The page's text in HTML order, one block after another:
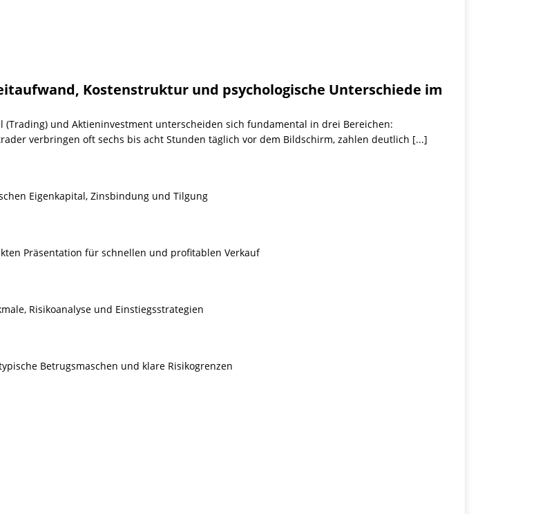
Kostenstruktur und psychologische Unterschiede im
(Trading) und Aktieninvestment unterscheiden sich fundamental in drei Bereichen:
verbringen oft sechs bis acht Stunden täglich vor dem Bildschirm, zahlen deutlich [...]
Eigenkapital, Zinsbindung und Tilgung
Präsentation für schnellen und profitablen Verkauf
Risikoanalyse und Einstiegsstrategien
Betrugsmaschen und klare Risikogrenzen